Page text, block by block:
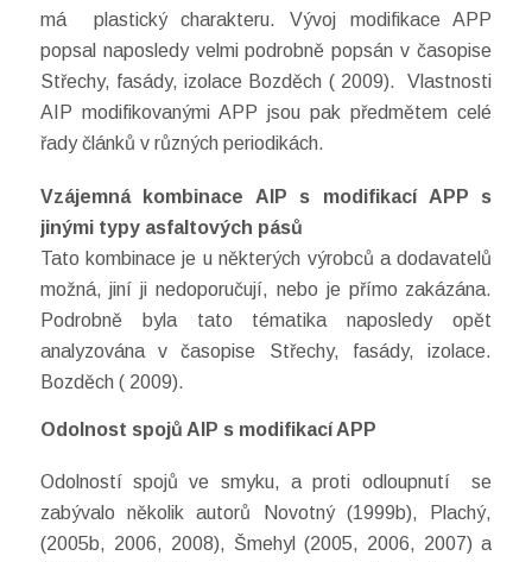
má plastický charakteru. Vývoj modifikace APP
popsal naposledy velmi podrobně popsán v časopise
Střechy, fasády, izolace Bozděch ( 2009). Vlastnosti
AIP modifikovanými APP jsou pak předmětem celé
řady článků v různých periodikách.
Vzájemná kombinace AIP s modifikací APP s
jinými typy asfaltových pásů
Tato kombinace je u některých výrobců a dodavatelů
možná, jiní ji nedoporučují, nebo je přímo zakázána.
Podrobně byla tato tématika naposledy opět
analyzována v časopise Střechy, fasády, izolace.
Bozděch ( 2009).
Odolnost spojů AIP s modifikací APP
Odolností spojů ve smyku, a proti odloupnutí se
zabývalo několik autorů Novotný (1999b), Plachý,
(2005b, 2006, 2008), Šmehyl (2005, 2006, 2007) a